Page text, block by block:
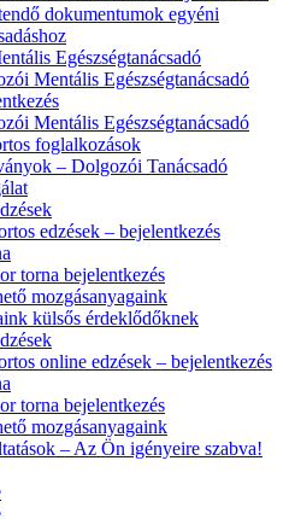
dokumentumok egyéni
Egészségtanácsadó
Mentális Egészségtanácsadó
Mentális Egészségtanácsadó
foglalkozások
– Dolgozói Tanácsadó
edzések – bejelentkezés
torna bejelentkezés
mozgásanyagaink
külsős érdeklődőknek
online edzések – bejelentkezés
torna bejelentkezés
mozgásanyagaink
– Az Ön igényeire szabva!